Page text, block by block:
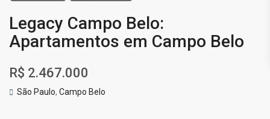
Legacy Campo Belo:
Apartamentos em Campo Belo
R$ 2.467.000
São Paulo,Campo Belo